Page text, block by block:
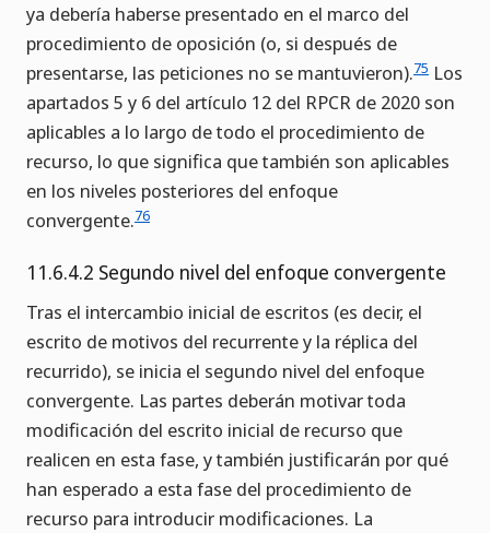
ya debería haberse presentado en el marco del
procedimiento de oposición (o, si después de
presentarse, las peticiones no se mantuvieron).75 Los
apartados 5 y 6 del artículo 12 del RPCR de 2020 son
aplicables a lo largo de todo el procedimiento de
recurso, lo que significa que también son aplicables
en los niveles posteriores del enfoque
convergente.76
11.6.4.2 Segundo nivel del enfoque convergente
Tras el intercambio inicial de escritos (es decir, el
escrito de motivos del recurrente y la réplica del
recurrido), se inicia el segundo nivel del enfoque
convergente. Las partes deberán motivar toda
modificación del escrito inicial de recurso que
realicen en esta fase, y también justificarán por qué
han esperado a esta fase del procedimiento de
recurso para introducir modificaciones. La